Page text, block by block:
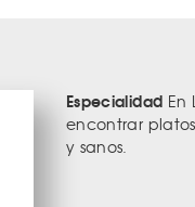
Especialidad En
encontrar
y sanos.